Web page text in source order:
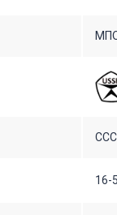
16-